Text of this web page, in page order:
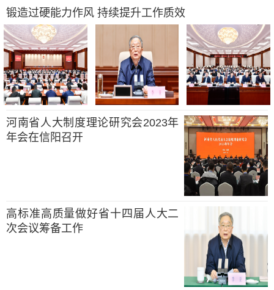
锻造过硬能力作风 持续提升工作质效
河南省人大制度理论研究会2023年
年会在信阳召开
高标准高质量做好省十四届人大二
次会议筹备工作